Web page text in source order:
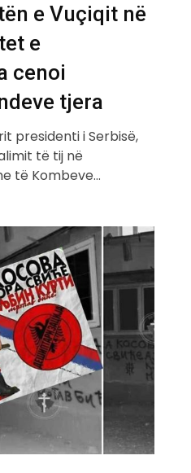
e Vuçiqit në
e
cenoi
tjera
presidenti i Serbisë,
të tij në
të Kombeve…